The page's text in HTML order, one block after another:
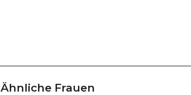
Ähnliche Frauen